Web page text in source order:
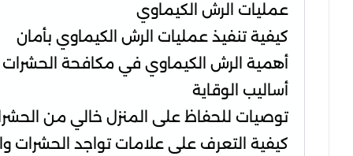
عمليات الرش الكيماوي
كيفية تنفيذ عمليات الرش الكيماوي بأمان
أهمية الرش الكيماوي في مكافحة الحشرات
أساليب الوقاية
توصيات للحفاظ على المنزل خالي من
كيفية التعرف على علامات تواجد الحشرات